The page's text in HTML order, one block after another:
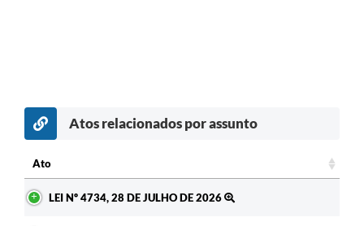
Atos relacionados por assunto
Ato
LEI Nº 4734, 28 DE JULHO DE 2026